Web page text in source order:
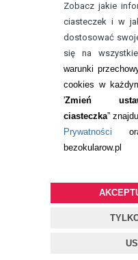
Zobacz jakie
ciasteczek i w
dostosować
się na
warunki
cookies w
'Zmień
ciasteczka”
Prywatności
bezokularow.pl